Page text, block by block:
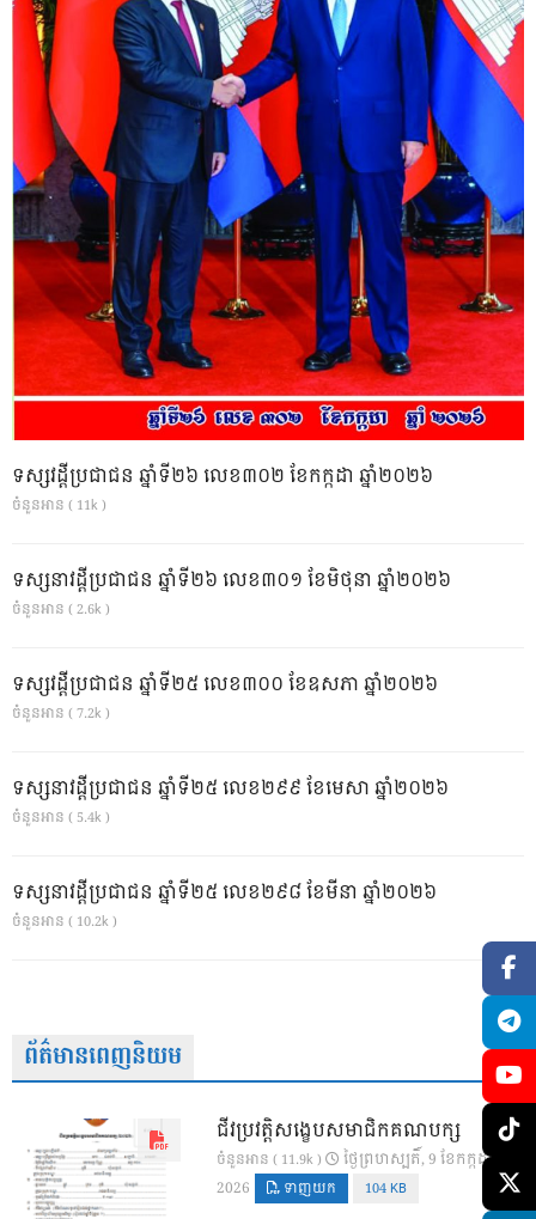
ទស្សវដ្តីប្រជាជន ឆ្នាំទី២៦ លេខ៣០២ ខែកក្កដា ឆ្នាំ២០២៦
ចំនួនអាន ( 11k )
ទស្សនាវដ្ដីប្រជាជន ឆ្នាំទី២៦ លេខ៣០១ ខែមិថុនា ឆ្នាំ២០២៦
ចំនួនអាន ( 2.6k )
ទស្សវដ្តីប្រជាជន ឆ្នាំទី២៥ លេខ៣០០ ខែឧសភា ឆ្នាំ២០២៦
ចំនួនអាន ( 7.2k )
ទស្សនាវដ្ដីប្រជាជន ឆ្នាំទី២៥ លេខ២៩៩ ខែមេសា ឆ្នាំ២០២៦
ចំនួនអាន ( 5.4k )
ទស្សនាវដ្ដីប្រជាជន ឆ្នាំទី២៥ លេខ២៩៨ ខែមីនា ឆ្នាំ២០២៦
ចំនួនអាន ( 10.2k )
ព័ត៌មានពេញនិយម
ជីវប្រវត្តិសង្ខេបសមាជិកគណបក្ស
ចំនួនអាន ( 11.9k )
ថ្ងៃ​ព្រហស្បតិ៍, 9 ខែ​កក្កដា,
2026
ទាញយក 104 KB